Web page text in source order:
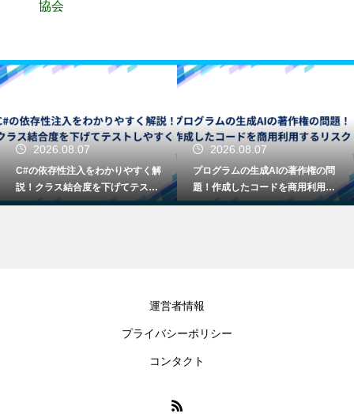
協会
2026.08.07
C#の依存性注入をわかりやすく解
説！クラス結合度を下げてテスト
しやすく
2026.08.07
プログラムの生成AIの著作権の問
題！作成したコードを商用利用す
るリスク
運営者情報
プライバシーポリシー
コンタクト